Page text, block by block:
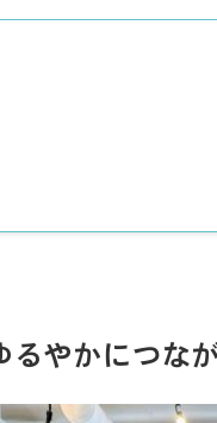
やかにつな